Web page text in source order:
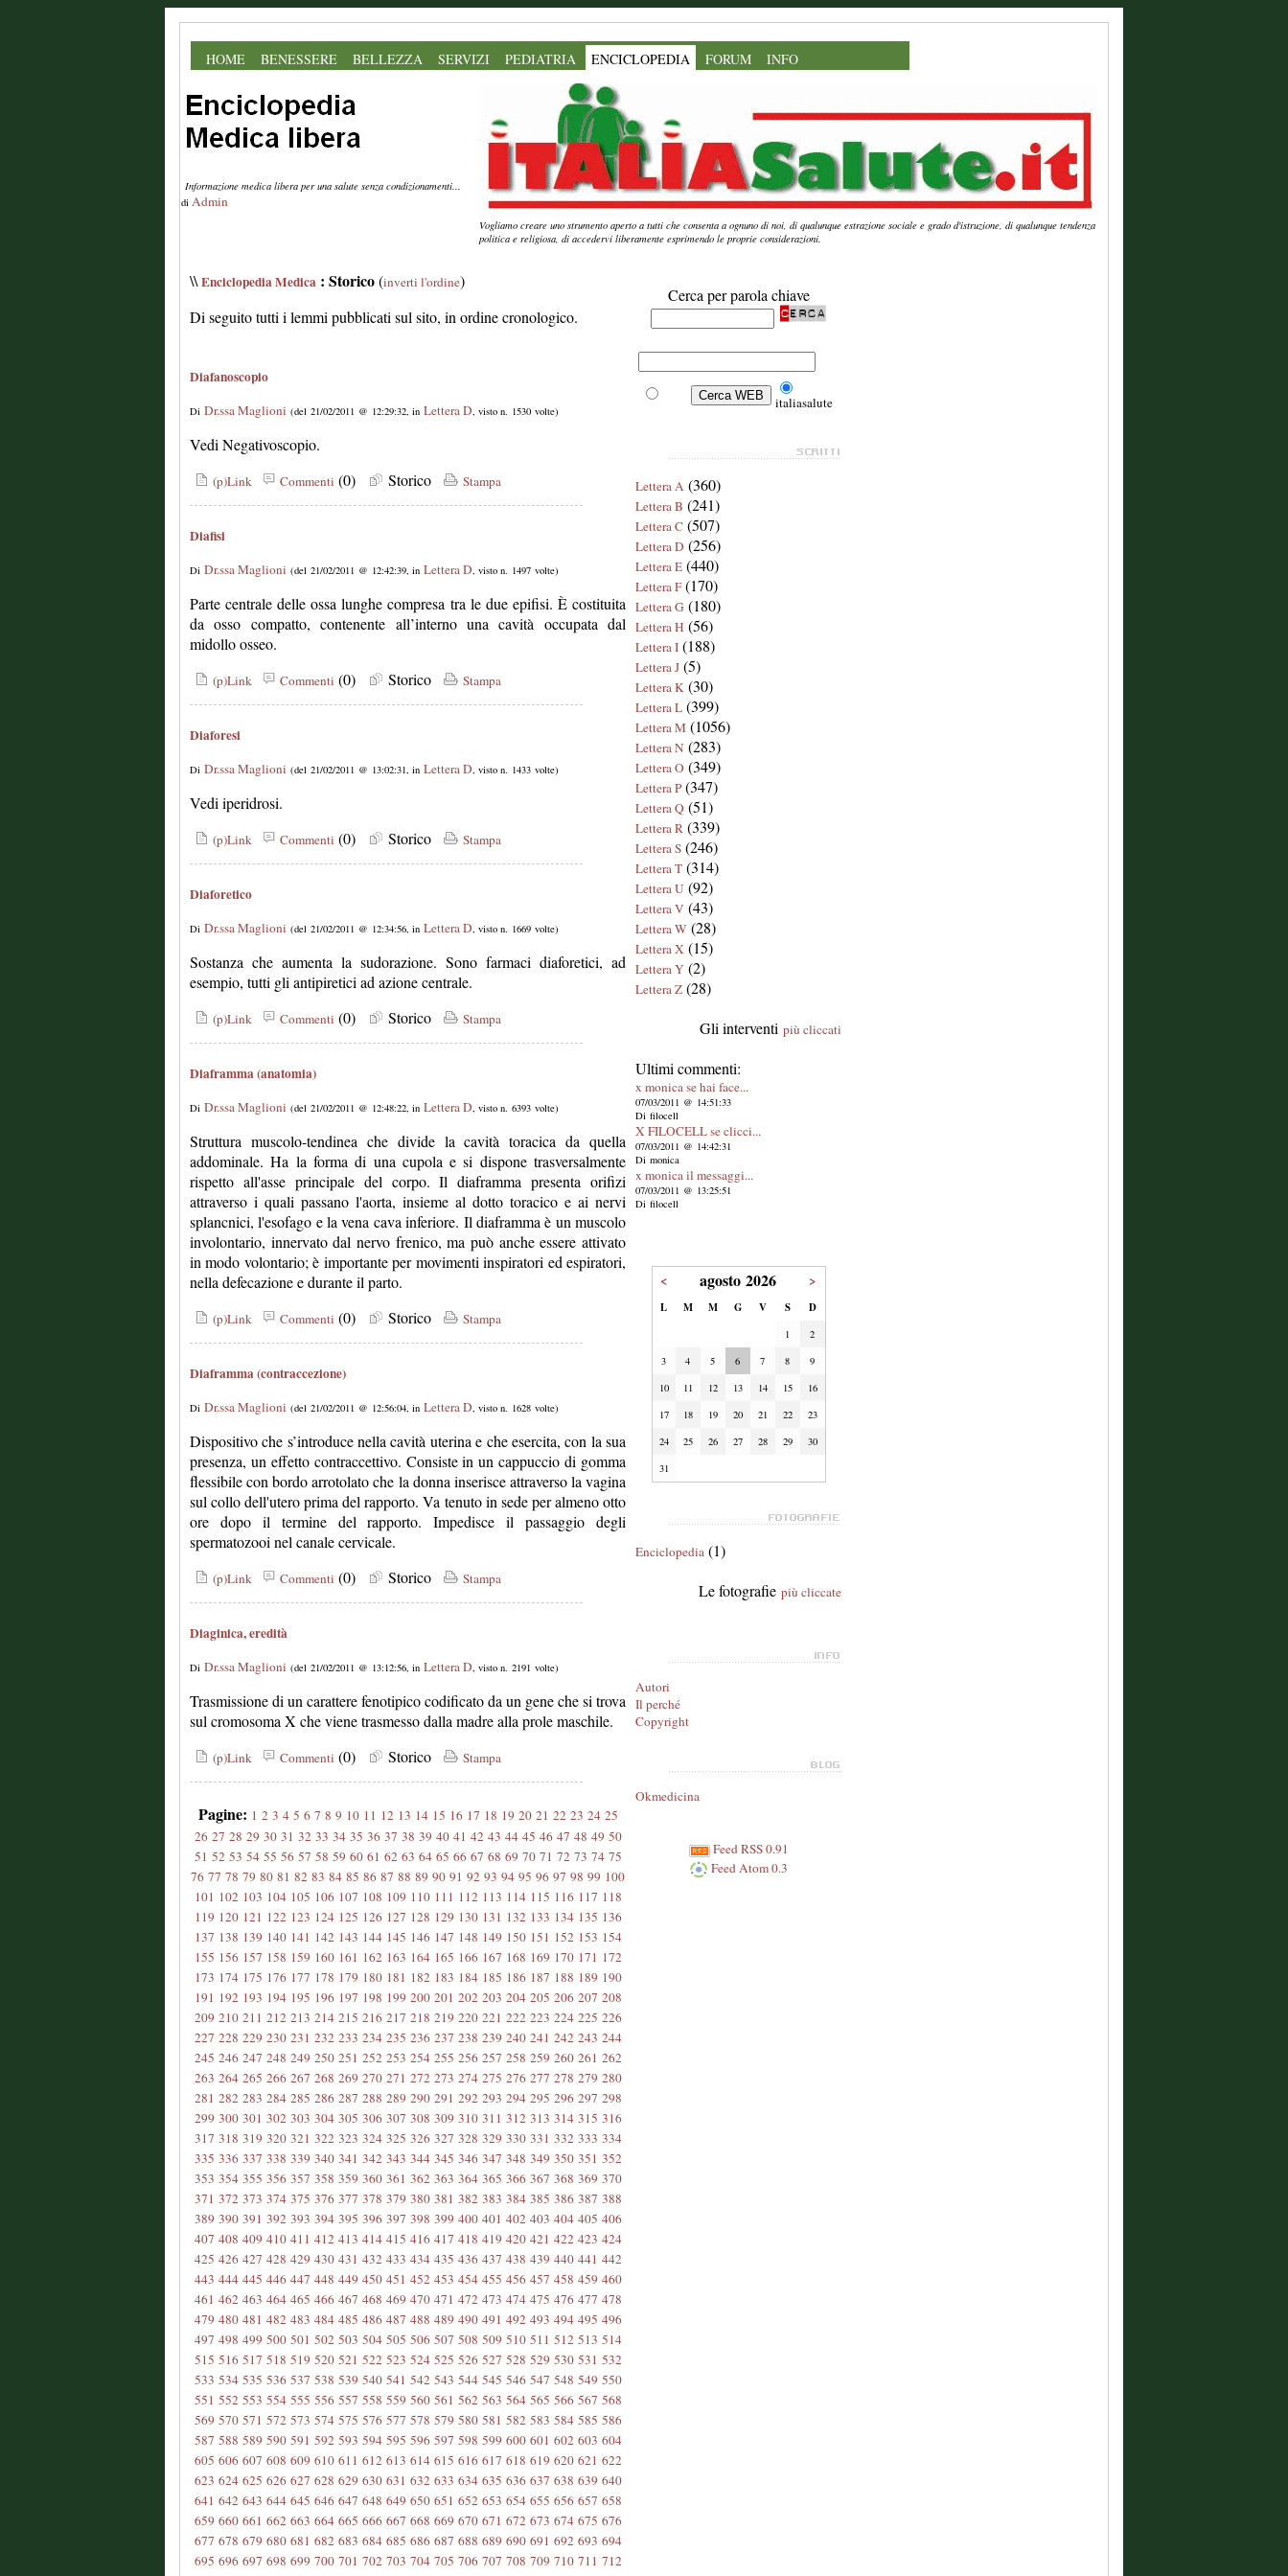
HOME BENESSERE BELLEZZA SERVIZI PEDIATRIA ENCICLOPEDIA FORUM INFO
Informazione medica libera per una salute senza condizionamenti...
di Admin
Vogliamo creare uno strumento aperto a tutti che consenta a ognuno di noi, di qualunque estrazione sociale e grado d'istruzione, di qualunque tendenza
politica e religiosa, di accedervi liberamente esprimendo le proprie considerazioni.
\\Enciclopedia Medica : Storico(inverti l'ordine)
Di seguito tutti i lemmi pubblicati sul sito, in ordine cronologico.
Diafanoscopio
Di Dr.ssa Maglioni (del 21/02/2011 @ 12:29:32, in Lettera D, visto n. 1530 volte)
Vedi Negativoscopio.
(p)Link Commenti (0) Storico Stampa
Diafisi
Di Dr.ssa Maglioni (del 21/02/2011 @ 12:42:39, in Lettera D, visto n. 1497 volte)
Parte centrale delle ossa lunghe compresa tra le due epifisi. È costituita
da osso compatto, contenente all’interno una cavità occupata dal
midollo osseo.
(p)Link Commenti (0) Storico Stampa
Diaforesi
Di Dr.ssa Maglioni (del 21/02/2011 @ 13:02:31, in Lettera D, visto n. 1433 volte)
Vedi iperidrosi.
(p)Link Commenti (0) Storico Stampa
Diaforetico
Di Dr.ssa Maglioni (del 21/02/2011 @ 12:34:56, in Lettera D, visto n. 1669 volte)
Sostanza che aumenta la sudorazione. Sono farmaci diaforetici, ad
esempio, tutti gli antipiretici ad azione centrale.
(p)Link Commenti (0) Storico Stampa
Diaframma (anatomia)
Di Dr.ssa Maglioni (del 21/02/2011 @ 12:48:22, in Lettera D, visto n. 6393 volte)
Struttura muscolo-tendinea che divide la cavità toracica da quella
addominale. Ha la forma di una cupola e si dispone trasversalmente
rispetto all'asse principale del corpo. Il diaframma presenta orifizi
attraverso i quali passano l'aorta, insieme al dotto toracico e ai nervi
splancnici, l'esofago e la vena cava inferiore. Il diaframma è un muscolo
involontario, innervato dal nervo frenico, ma può anche essere attivato
in modo volontario; è importante per movimenti inspiratori ed espiratori,
nella defecazione e durante il parto.
(p)Link Commenti (0) Storico Stampa
Diaframma (contraccezione)
Di Dr.ssa Maglioni (del 21/02/2011 @ 12:56:04, in Lettera D, visto n. 1628 volte)
Dispositivo che s’introduce nella cavità uterina e che esercita, con la sua
presenza, un effetto contraccettivo. Consiste in un cappuccio di gomma
flessibile con bordo arrotolato che la donna inserisce attraverso la vagina
sul collo dell'utero prima del rapporto. Va tenuto in sede per almeno otto
ore dopo il termine del rapporto. Impedisce il passaggio degli
spermatozooi nel canale cervicale.
(p)Link Commenti (0) Storico Stampa
Diaginica, eredità
Di Dr.ssa Maglioni (del 21/02/2011 @ 13:12:56, in Lettera D, visto n. 2191 volte)
Trasmissione di un carattere fenotipico codificato da un gene che si trova
sul cromosoma X che viene trasmesso dalla madre alla prole maschile.
(p)Link Commenti (0) Storico Stampa
Pagine: 1 2 3 4 5 6 7 8 9 10 11 12 13 14 15 16 17 18 19 20 21 22 23 24 25
26 27 28 29 30 31 32 33 34 35 36 37 38 39 40 41 42 43 44 45 46 47 48 49 50
51 52 53 54 55 56 57 58 59 60 61 62 63 64 65 66 67 68 69 70 71 72 73 74 75
76 77 78 79 80 81 82 83 84 85 86 87 88 89 90 91 92 93 94 95 96 97 98 99 100
101 102 103 104 105 106 107 108 109 110 111 112 113 114 115 116 117 118
119 120 121 122 123 124 125 126 127 128 129 130 131 132 133 134 135 136
137 138 139 140 141 142 143 144 145 146 147 148 149 150 151 152 153 154
155 156 157 158 159 160 161 162 163 164 165 166 167 168 169 170 171 172
173 174 175 176 177 178 179 180 181 182 183 184 185 186 187 188 189 190
191 192 193 194 195 196 197 198 199 200 201 202 203 204 205 206 207 208
209 210 211 212 213 214 215 216 217 218 219 220 221 222 223 224 225 226
227 228 229 230 231 232 233 234 235 236 237 238 239 240 241 242 243 244
245 246 247 248 249 250 251 252 253 254 255 256 257 258 259 260 261 262
263 264 265 266 267 268 269 270 271 272 273 274 275 276 277 278 279 280
281 282 283 284 285 286 287 288 289 290 291 292 293 294 295 296 297 298
299 300 301 302 303 304 305 306 307 308 309 310 311 312 313 314 315 316
317 318 319 320 321 322 323 324 325 326 327 328 329 330 331 332 333 334
335 336 337 338 339 340 341 342 343 344 345 346 347 348 349 350 351 352
353 354 355 356 357 358 359 360 361 362 363 364 365 366 367 368 369 370
371 372 373 374 375 376 377 378 379 380 381 382 383 384 385 386 387 388
389 390 391 392 393 394 395 396 397 398 399 400 401 402 403 404 405 406
407 408 409 410 411 412 413 414 415 416 417 418 419 420 421 422 423 424
425 426 427 428 429 430 431 432 433 434 435 436 437 438 439 440 441 442
443 444 445 446 447 448 449 450 451 452 453 454 455 456 457 458 459 460
461 462 463 464 465 466 467 468 469 470 471 472 473 474 475 476 477 478
479 480 481 482 483 484 485 486 487 488 489 490 491 492 493 494 495 496
497 498 499 500 501 502 503 504 505 506 507 508 509 510 511 512 513 514
515 516 517 518 519 520 521 522 523 524 525 526 527 528 529 530 531 532
533 534 535 536 537 538 539 540 541 542 543 544 545 546 547 548 549 550
551 552 553 554 555 556 557 558 559 560 561 562 563 564 565 566 567 568
569 570 571 572 573 574 575 576 577 578 579 580 581 582 583 584 585 586
587 588 589 590 591 592 593 594 595 596 597 598 599 600 601 602 603 604
605 606 607 608 609 610 611 612 613 614 615 616 617 618 619 620 621 622
623 624 625 626 627 628 629 630 631 632 633 634 635 636 637 638 639 640
641 642 643 644 645 646 647 648 649 650 651 652 653 654 655 656 657 658
659 660 661 662 663 664 665 666 667 668 669 670 671 672 673 674 675 676
677 678 679 680 681 682 683 684 685 686 687 688 689 690 691 692 693 694
695 696 697 698 699 700 701 702 703 704 705 706 707 708 709 710 711 712
Cerca per parola chiave
italiasalute
Lettera A (360)
Lettera B (241)
Lettera C (507)
Lettera D (256)
Lettera E (440)
Lettera F(170)
Lettera G (180)
Lettera H (56)
Lettera I (188)
Lettera J (5)
Lettera K (30)
Lettera L (399)
Lettera M (1056)
Lettera N (283)
Lettera O (349)
Lettera P(347)
Lettera Q (51)
Lettera R (339)
Lettera S (246)
Lettera T (314)
Lettera U (92)
Lettera V (43)
Lettera W (28)
Lettera X (15)
Lettera Y (2)
Lettera Z (28)
Gli interventi più cliccati
Ultimi commenti:
x monica se hai face...
07/03/2011 @ 14:51:33
Di filocell
X FILOCELL se clicci...
07/03/2011 @ 14:42:31
Di monica
x monica il messaggi...
07/03/2011 @ 13:25:51
Di filocell
< agosto 2026 >
L M M G V S D
1
2
3
4 5 6 7 8
9
10
11 12 13 14 15
16
17
18 19 20 21 22
23
24
25 26 27 28 29
30
31
Enciclopedia (1)
Le fotografie più cliccate
Autori
Il perché
Copyright
Okmedicina
Feed RSS 0.91
Feed Atom 0.3